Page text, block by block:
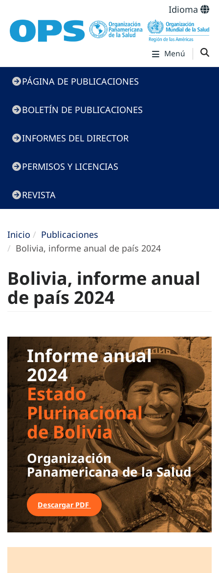
Idioma
Menú
Menú
de
Publicaciones
PÁGINA DE PUBLICACIONES
BOLETÍN DE PUBLICACIONES
INFORMES DEL DIRECTOR
PERMISOS Y LICENCIAS
REVISTA
Inicio
Publicaciones
Bolivia, informe anual de país 2024
Bolivia, informe anual
de país 2024
Informe anual
2024
Estado
Plurinacional
de Bolivia
Organización
Panamericana de la Salud
Descargar PDF